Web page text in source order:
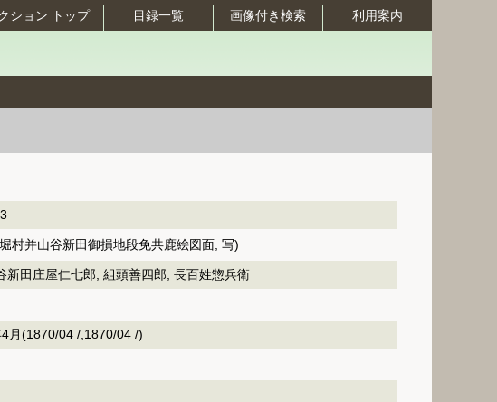
利用案内
画像付き検索
目録一覧
ション トップ
村并山谷新田御損地段免共鹿絵図面, 写)
新田庄屋仁七郎, 組頭善四郎, 長百姓惣兵衛
月(1870/04 /,1870/04 /)